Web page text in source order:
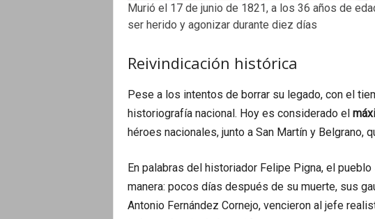
Murió el 17 de junio de 1821, a los 36 años de
ser herido y agonizar durante diez días
Reivindicación histórica
Pese a los intentos de borrar su legado, con el
historiografía nacional. Hoy es considerado el
héroes nacionales, junto a San Martín y Belgrano,
En palabras del historiador Felipe Pigna, el
manera: pocos días después de su muerte, sus
Antonio Fernández Cornejo, vencieron al jefe